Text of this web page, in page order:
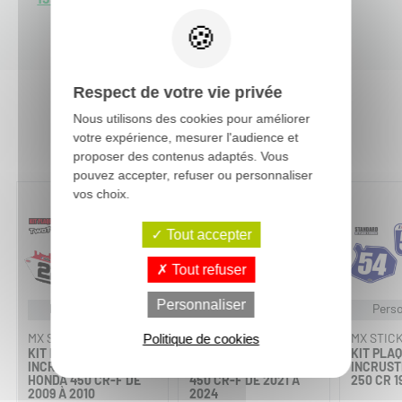
Vous aimerez aussi :
Personnalisable
MX STICKERS
KIT PLAQUES À N°
INCRUSTÉ TWOTWO -
HONDA 450 CR-F DE
2009 À 2010
Personnalisable
MX STICKERS
450 CR-F DE 2021 À
2024
MX
KIT
250 CR
Respect de votre vie privée
Nous utilisons des cookies pour améliorer
votre expérience, mesurer l'audience et
proposer des contenus adaptés. Vous
pouvez accepter, refuser ou personnaliser
vos choix.
Tout accepter
Tout refuser
Personnaliser
Politique de cookies